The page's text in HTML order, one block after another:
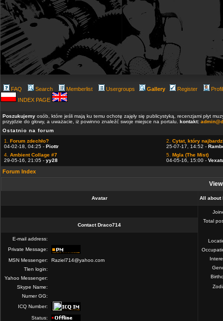
FAQ Search Memberlist Usergroups Gallery Register
INDEX PAGE
Poszukujemy osób, które jeśli mają ku temu ochotę zajęły się publicystyką, recenzjami płyt
przyjdzie do głowy, a uważacie, iż powinno znaleźć swoje miejsce na portalu. kontakt:
Ostatnio na forum
1. Forum zdechło?
04-02-18, 04:25 - Piottr
2. Cytat, który
25-07-17, 14:52 -
4. Ambient Collage #7
29-05-16, 21:05 - yy28
5. Mgla (The Mist)
04-05-16, 15:00 -
Forum Index
Avatar All about
Total
Contact Draco714
E-mail address:
Private Message:
MSN Messenger:
Raziel714@yahoo.com
Tlen login:
Yahoo Messenger:
Skype Name:
Numer GG:
ICQ Number:
Status: